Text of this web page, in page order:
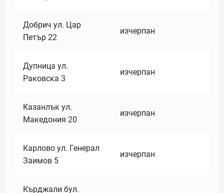
Добрич ул. Цар
Петър 22
изчерпан
Дупница ул.
Раковска 3
изчерпан
Казанлък ул.
Македония 20
изчерпан
Карлово ул. Генерал
Заимов 5
изчерпан
Кърджали бул.